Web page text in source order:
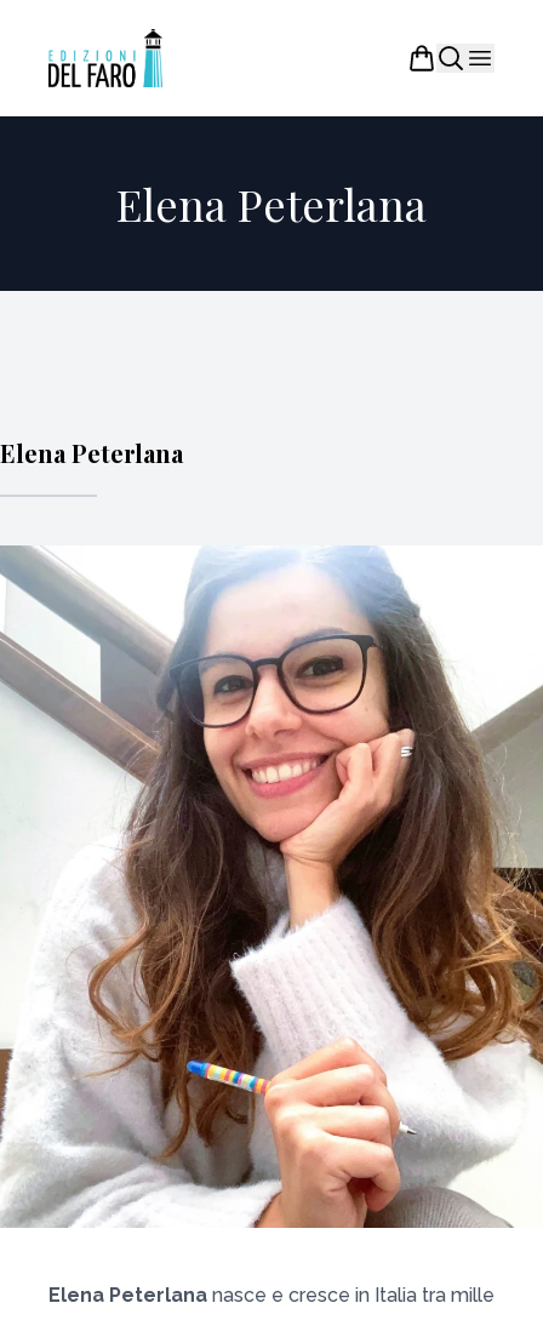
Elena Peterlana
Elena Peterlana
Elena Peterlana nasce e cresce in Italia tra mille